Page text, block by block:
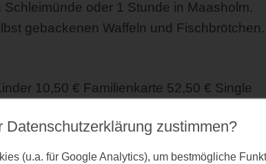
oder 1 Stunde in Maasholm.
gebackenen Waffeln und Fischbrötchen.
10,50 € Familienkarte 52,50 € Single
Datenschutz­erklärung zustimmen?
(u.a. für Google Analytics), um bestmögliche